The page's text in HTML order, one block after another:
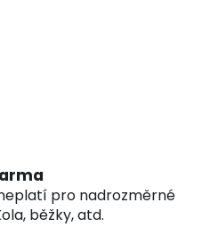
pro nadrozměrné
běžky, atd.